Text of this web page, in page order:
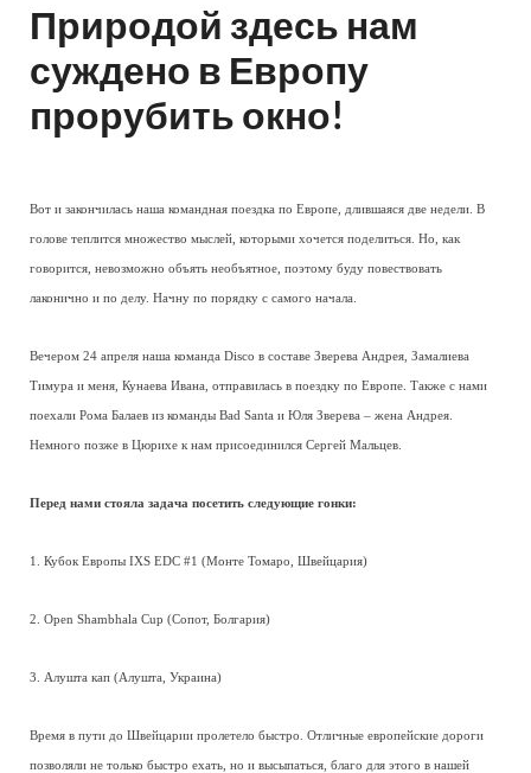
Природой здесь нам
суждено в Европу
прорубить окно!
Вот и закончилась наша командная поездка по Европе, длившаяся две недели. В
голове теплится множество мыслей, которыми хочется поделиться. Но, как
говорится, невозможно объять необъятное, поэтому буду повествовать
лаконично и по делу. Начну по порядку с самого начала.
Вечером 24 апреля наша команда Disco в составе Зверева Андрея, Замалиева
Тимура и меня, Кунаева Ивана, отправилась в поездку по Европе. Также с нами
поехали Рома Балаев из команды Bad Santa и Юля Зверева – жена Андрея.
Немного позже в Цюрихе к нам присоединился Сергей Мальцев.
Перед нами стояла задача посетить следующие гонки:
1. Кубок Европы IXS EDC #1 (Монте Томаро, Швейцария)
2. Open Shambhala Cup (Сопот, Болгария)
3. Алушта кап (Алушта, Украина)
Время в пути до Швейцарии пролетело быстро. Отличные европейские дороги
позволяли не только быстро ехать, но и высыпаться, благо для этого в нашей